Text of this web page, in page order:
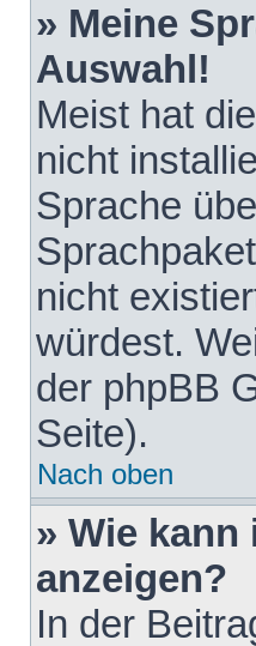
» Meine
Auswahl!
Meist hat
nicht
Sprache
nicht
würdest.
der phpBB
Seite).
Nach oben
» Wie
anzeigen?
In der